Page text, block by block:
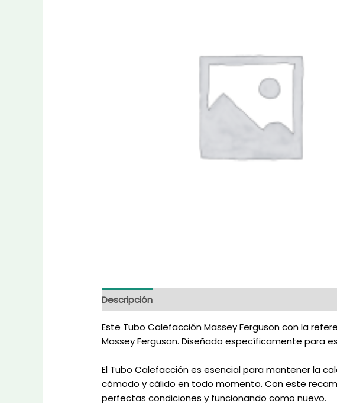
Descripción
Este Tubo Calefacción Massey Ferguson con la
Massey Ferguson. Diseñado específicamente para
El Tubo Calefacción es esencial para mantener la
cómodo y cálido en todo momento. Con este
perfectas condiciones y funcionando como nuevo.